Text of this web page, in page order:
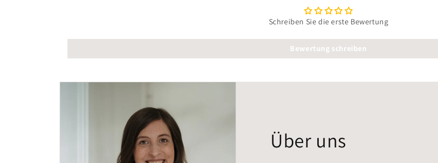
Schreiben Sie die erste Bewertung
Bewertung schreiben
Über uns